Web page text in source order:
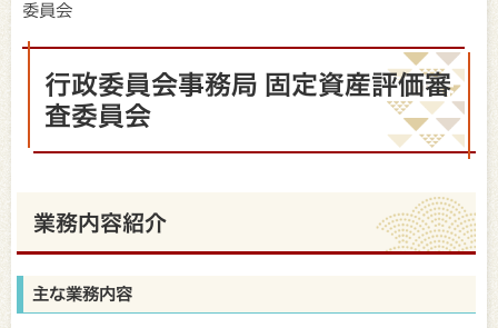
委員会
行政委員会事務局 固定資産評価審
査委員会
業務内容紹介
主な業務内容